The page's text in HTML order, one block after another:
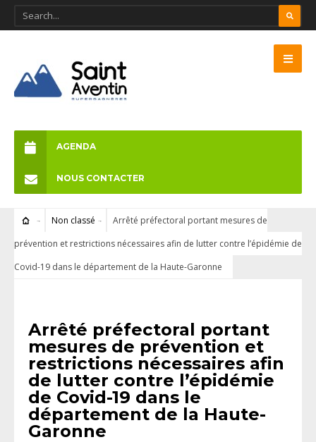
AGENDA
NOUS CONTACTER
Non classé
Arrêté préfectoral portant mesures de
prévention et restrictions nécessaires afin de lutter contre l’épidémie de
Covid-19 dans le département de la Haute-Garonne
Arrêté préfectoral portant
mesures de prévention et
restrictions nécessaires afin
de lutter contre l’épidémie
de Covid-19 dans le
département de la Haute-
Garonne